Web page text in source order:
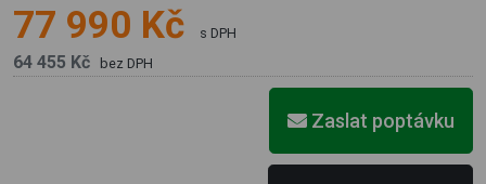
77 990 Kč s DPH
64 455 Kč bez DPH
Zaslat poptávku